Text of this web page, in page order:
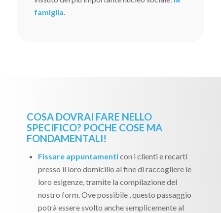
famiglia.
COSA DOVRAI FARE NELLO
SPECIFICO? POCHE COSE MA
FONDAMENTALI!
Fissare appuntamenticon i clienti e recarti
presso il loro domicilio al fine di raccogliere le
loro esigenze, tramite la compilazione del
nostro form. Ove possibile , questo passaggio
potrà essere svolto anche semplicemente al